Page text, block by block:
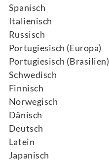
Spanisch
Italienisch
Russisch
Portugiesisch (Europa)
Portugiesisch (Brasilien)
Schwedisch
Finnisch
Norwegisch
Dänisch
Deutsch
Latein
Japanisch